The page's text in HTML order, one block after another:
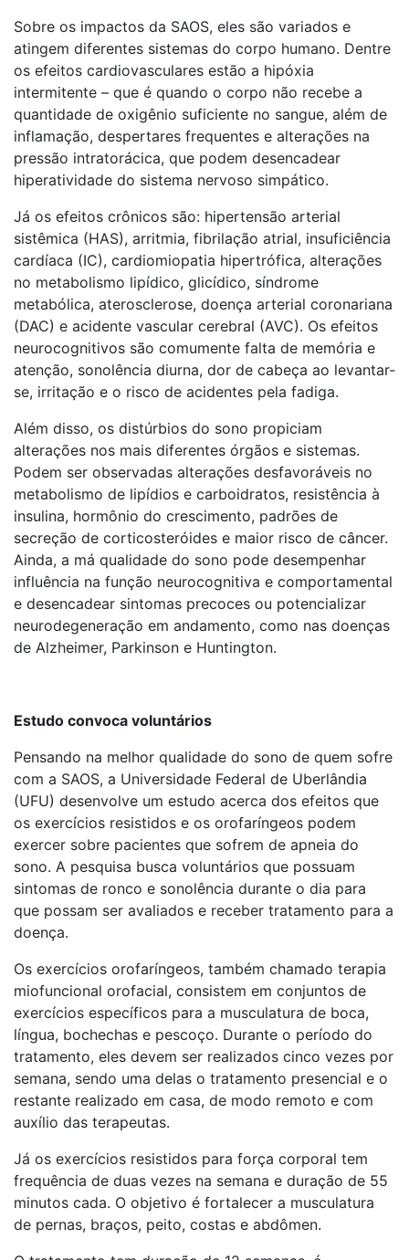
Sobre os impactos da SAOS, eles são variados e
atingem diferentes sistemas do corpo humano. Dentre
os efeitos cardiovasculares estão a hipóxia
intermitente – que é quando o corpo não recebe a
quantidade de oxigênio suficiente no sangue, além de
inflamação, despertares frequentes e alterações na
pressão intratorácica, que podem desencadear
hiperatividade do sistema nervoso simpático.
Já os efeitos crônicos são: hipertensão arterial
sistêmica (HAS), arritmia, fibrilação atrial, insuficiência
cardíaca (IC), cardiomiopatia hipertrófica, alterações
no metabolismo lipídico, glicídico, síndrome
metabólica, aterosclerose, doença arterial coronariana
(DAC) e acidente vascular cerebral (AVC). Os efeitos
neurocognitivos são comumente falta de memória e
atenção, sonolência diurna, dor de cabeça ao levantar-
se, irritação e o risco de acidentes pela fadiga.
Além disso, os distúrbios do sono propiciam
alterações nos mais diferentes órgãos e sistemas.
Podem ser observadas alterações desfavoráveis no
metabolismo de lipídios e carboidratos, resistência à
insulina, hormônio do crescimento, padrões de
secreção de corticosteróides e maior risco de câncer.
Ainda, a má qualidade do sono pode desempenhar
influência na função neurocognitiva e comportamental
e desencadear sintomas precoces ou potencializar
neurodegeneração em andamento, como nas doenças
de Alzheimer, Parkinson e Huntington.
Estudo convoca voluntários
Pensando na melhor qualidade do sono de quem sofre
com a SAOS, a Universidade Federal de Uberlândia
(UFU) desenvolve um estudo acerca dos efeitos que
os exercícios resistidos e os orofaríngeos podem
exercer sobre pacientes que sofrem de apneia do
sono. A pesquisa busca voluntários que possuam
sintomas de ronco e sonolência durante o dia para
que possam ser avaliados e receber tratamento para a
doença.
Os exercícios orofaríngeos, também chamado terapia
miofuncional orofacial, consistem em conjuntos de
exercícios específicos para a musculatura de boca,
língua, bochechas e pescoço. Durante o período do
tratamento, eles devem ser realizados cinco vezes por
semana, sendo uma delas o tratamento presencial e o
restante realizado em casa, de modo remoto e com
auxílio das terapeutas.
Já os exercícios resistidos para força corporal tem
frequência de duas vezes na semana e duração de 55
minutos cada. O objetivo é fortalecer a musculatura
de pernas, braços, peito, costas e abdômen.